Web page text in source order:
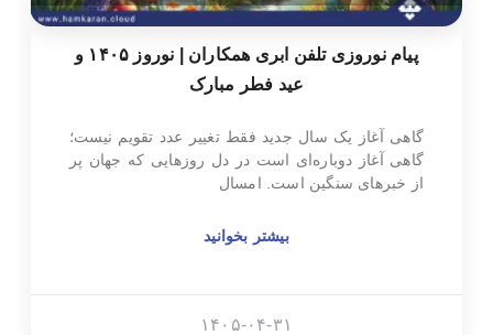
پیام نوروزی تلفن ابری همکاران | نوروز ۱۴۰۵ و
عید فطر مبارک
گاهی آغاز یک سال جدید فقط تغییر عدد تقویم نیست؛
گاهی آغاز دوباره‌ای است در دل روزهایی که جهان پر
از خبرهای سنگین است. امسال
بیشتر بخوانید
۱۴۰۵-۰۴-۳۱